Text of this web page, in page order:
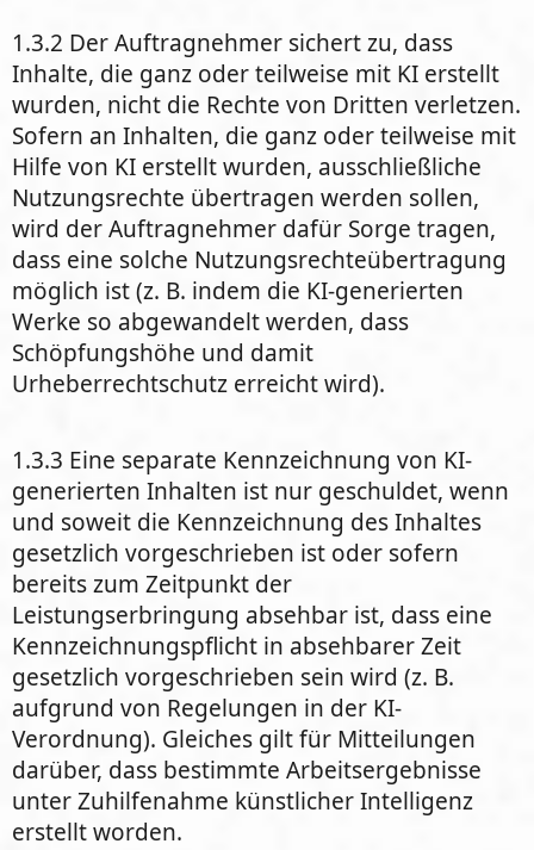
1.3.2 Der Auftragnehmer sichert zu, dass
Inhalte, die ganz oder teilweise mit KI erstellt
wurden, nicht die Rechte von Dritten verletzen.
Sofern an Inhalten, die ganz oder teilweise mit
Hilfe von KI erstellt wurden, ausschließliche
Nutzungsrechte übertragen werden sollen,
wird der Auftragnehmer dafür Sorge tragen,
dass eine solche Nutzungsrechteübertragung
möglich ist (z. B. indem die KI-generierten
Werke so abgewandelt werden, dass
Schöpfungshöhe und damit
Urheberrechtschutz erreicht wird).
1.3.3 Eine separate Kennzeichnung von KI-
generierten Inhalten ist nur geschuldet, wenn
und soweit die Kennzeichnung des Inhaltes
gesetzlich vorgeschrieben ist oder sofern
bereits zum Zeitpunkt der
Leistungserbringung absehbar ist, dass eine
Kennzeichnungspflicht in absehbarer Zeit
gesetzlich vorgeschrieben sein wird (z. B.
aufgrund von Regelungen in der KI-
Verordnung). Gleiches gilt für Mitteilungen
darüber, dass bestimmte Arbeitsergebnisse
unter Zuhilfenahme künstlicher Intelligenz
erstellt worden.